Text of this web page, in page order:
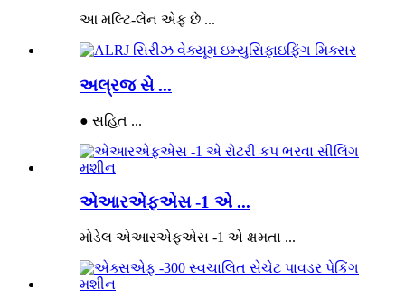
આ મલ્ટિ-લેન એફ છે ...
અલ્રજ સે ...
● સહિત ...
એઆરએફએસ -1 એ ...
મોડેલ એઆરએફએસ -1 એ ક્ષમતા ...